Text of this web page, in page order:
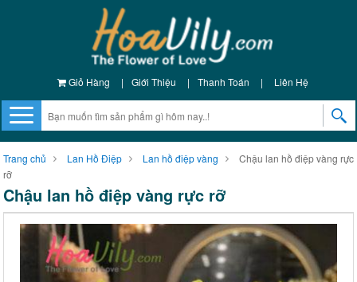
Giỏ Hàng | Giới Thiệu | Thanh Toán | Liên Hệ
Trang chủ Lan Hồ Điệp Lan hồ điệp vàng
Chậu lan hồ điệp vàng rực
rỡ
Chậu lan hồ điệp vàng rực rỡ